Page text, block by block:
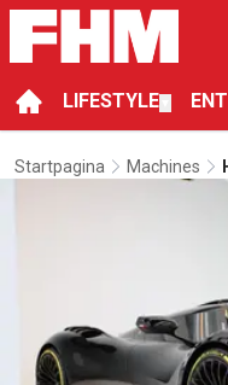
LIFESTYLE
Startpagina Machines